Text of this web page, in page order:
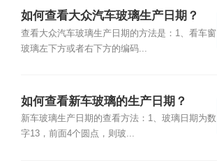
如何查看大众汽车玻璃生产日期？
查看大众汽车玻璃生产日期的方法是：1、看车窗
玻璃左下方或者右下方的编码...
如何查看新车玻璃的生产日期？
新车玻璃生产日期的查看方法：1、玻璃日期为数
字13，前面4个圆点，则玻...